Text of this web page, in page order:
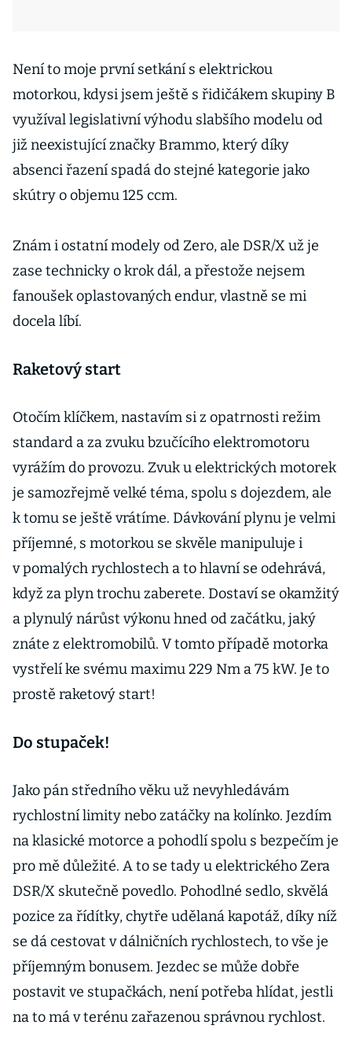
Není to moje první setkání s elektrickou
motorkou, kdysi jsem ještě s řidičákem skupiny B
využíval legislativní výhodu slabšího modelu od
již neexistující značky Brammo, který díky
absenci řazení spadá do stejné kategorie jako
skútry o objemu 125 ccm.
Znám i ostatní modely od Zero, ale DSR/X už je
zase technicky o krok dál, a přestože nejsem
fanoušek oplastovaných endur, vlastně se mi
docela líbí.
Raketový start
Otočím klíčkem, nastavím si z opatrnosti režim
standard a za zvuku bzučícího elektromotoru
vyrážím do provozu. Zvuk u elektrických motorek
je samozřejmě velké téma, spolu s dojezdem, ale
k tomu se ještě vrátíme. Dávkování plynu je velmi
příjemné, s motorkou se skvěle manipuluje i
v pomalých rychlostech a to hlavní se odehrává,
když za plyn trochu zaberete. Dostaví se okamžitý
a plynulý nárůst výkonu hned od začátku, jaký
znáte z elektromobilů. V tomto případě motorka
vystřelí ke svému maximu 229 Nm a 75 kW. Je to
prostě raketový start!
Do stupaček!
Jako pán středního věku už nevyhledávám
rychlostní limity nebo zatáčky na kolínko. Jezdím
na klasické motorce a pohodlí spolu s bezpečím je
pro mě důležité. A to se tady u elektrického Zera
DSR/X skutečně povedlo. Pohodlné sedlo, skvělá
pozice za řídítky, chytře udělaná kapotáž, díky níž
se dá cestovat v dálničních rychlostech, to vše je
příjemným bonusem. Jezdec se může dobře
postavit ve stupačkách, není potřeba hlídat, jestli
na to má v terénu zařazenou správnou rychlost.